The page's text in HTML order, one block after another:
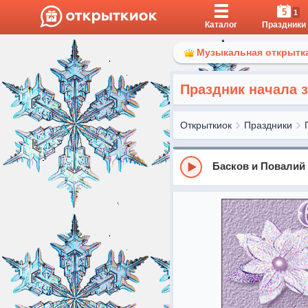
Каталог
5 1
Праздники
Музыкальная
Праздник начала
Открыткиок Праздники
Басков и